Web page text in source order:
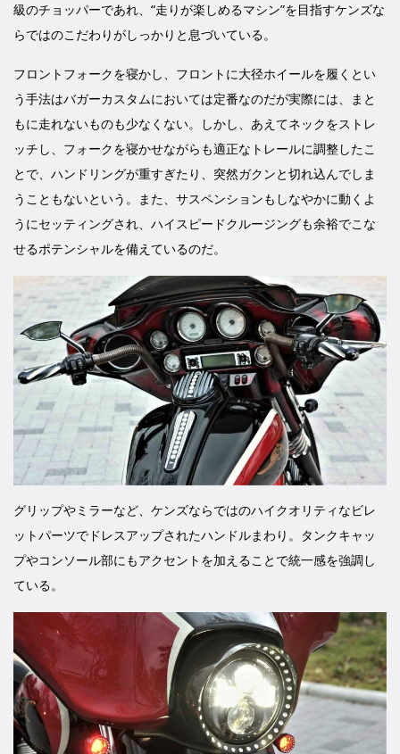
級のチョッパーであれ、“走りが楽しめるマシン”を目指すケンズな
らではのこだわりがしっかりと息づいている。
フロントフォークを寝かし、フロントに大径ホイールを履くとい
う手法はバガーカスタムにおいては定番なのだが実際には、まと
もに走れないものも少なくない。しかし、あえてネックをストレ
ッチし、フォークを寝かせながらも適正なトレールに調整したこ
とで、ハンドリングが重すぎたり、突然ガクンと切れ込んでしま
うこともないという。また、サスペンションもしなやかに動くよ
うにセッティングされ、ハイスピードクルージングも余裕でこな
せるポテンシャルを備えているのだ。
グリップやミラーなど、ケンズならではのハイクオリティなビレ
ットパーツでドレスアップされたハンドルまわり。タンクキャッ
プやコンソール部にもアクセントを加えることで統一感を強調し
ている。